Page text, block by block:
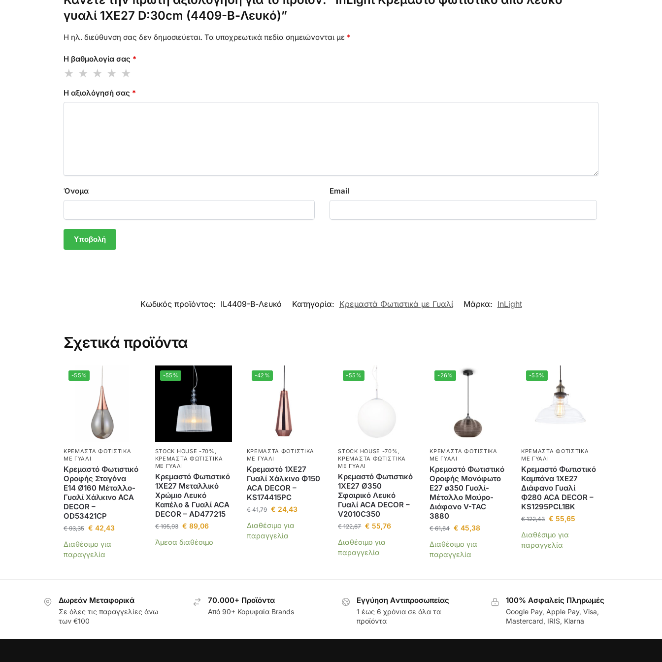
γυαλί 1XE27 D:30cm (4409-Β-Λευκό)”
Η ηλ. διεύθυνση σας δεν δημοσιεύεται. Τα υποχρεωτικά πεδία σημειώνονται με *
Η βαθμολογία σας *
Η αξιολόγησή σας *
Όνομα Email
Κωδικός προϊόντος: IL4409-Β-Λευκό Κατηγορία: Κρεμαστά Φωτιστικά με Γυαλί Μάρκα: InLight
Σχετικά προϊόντα
-55%
ΚΡΕΜΑΣΤΆ ΦΩΤΙΣΤΙΚΆ
ΜΕ ΓΥΑΛΊ
Κρεμαστό Φωτιστικό
Οροφής Σταγόνα
E14 Ø160 Μέταλλο-
Γυαλί Χάλκινο ACA
DECOR –
OD53421CP
€93,35 € 42,43
Διαθέσιμο για
παραγγελία
-55%
STOCK HOUSE -70% ,
ΚΡΕΜΑΣΤΆ ΦΩΤΙΣΤΙΚΆ
ΜΕ ΓΥΑΛΊ
Κρεμαστό Φωτιστικό
1ΧΕ27 Μεταλλικό
Χρώμιο Λευκό
Καπέλο & Γυαλί ACA
DECOR – AD477215
€195,93 € 89,06
Άμεσα διαθέσιμο
-42%
ΚΡΕΜΑΣΤΆ ΦΩΤΙΣΤΙΚΆ
ΜΕ ΓΥΑΛΊ
Κρεμαστό 1ΧΕ27
Γυαλί Χάλκινο Φ150
ACA DECOR –
KS174415PC
€41,79 € 24,43
Διαθέσιμο για
παραγγελία
-55%
STOCK HOUSE -70% ,
ΚΡΕΜΑΣΤΆ ΦΩΤΙΣΤΙΚΆ
ΜΕ ΓΥΑΛΊ
Κρεμαστό Φωτιστικό
1ΧΕ27 Ø350
Σφαιρικό Λευκό
Γυαλί ACA DECOR –
V2010C350
€122,67 € 55,76
Διαθέσιμο για
παραγγελία
-26%
ΚΡΕΜΑΣΤΆ ΦΩΤΙΣΤΙΚΆ
ΜΕ ΓΥΑΛΊ
Κρεμαστό Φωτιστικό
Οροφής Μονόφωτο
E27 ø350 Γυαλί-
Μέταλλο Μαύρο-
Διάφανο V-TAC
3880
€61,64 € 45,38
Διαθέσιμο για
παραγγελία
-55%
ΚΡΕΜΑΣΤΆ ΦΩΤΙΣΤΙΚΆ
ΜΕ ΓΥΑΛΊ
Κρεμαστό Φωτιστικό
Καμπάνα 1ΧΕ27
Διάφανο Γυαλί
Φ280 ACA DECOR –
KS1295PCL1BK
€122,43 € 55,65
Διαθέσιμο για
παραγγελία
Δωρεάν Μεταφορικά
Σε όλες τις παραγγελίες άνω
των €100
70.000+ Προϊόντα
Από 90+ Κορυφαία Brands
Εγγύηση Aντιπροσωπείας
1 έως 6 χρόνια σε όλα τα
προϊόντα
100% Ασφαλείς Πληρωμές
Google Pay, Apple Pay, Visa,
Mastercard, IRIS, Klarna